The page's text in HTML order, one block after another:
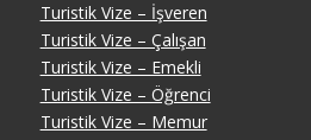
Turistik Vize – İşveren
Turistik Vize – Çalışan
Turistik Vize – Emekli
Turistik Vize – Öğrenci
Turistik Vize – Memur